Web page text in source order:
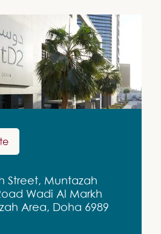
Street, Muntazah
Wadi Al Markh
Area, Doha 6989